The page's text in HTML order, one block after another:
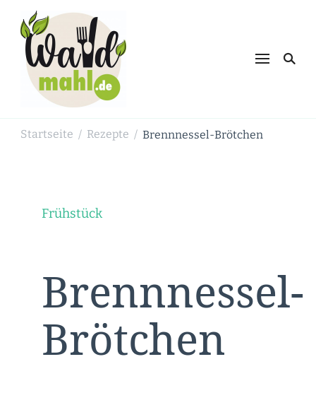
Schnabulieren, was die Natur einem
Startseite / Rezepte / Brennnessel-Brötchen
Frühstück
Brennnessel-
Brötchen